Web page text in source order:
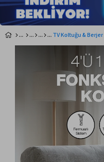
TV Koltuğu & Berjer